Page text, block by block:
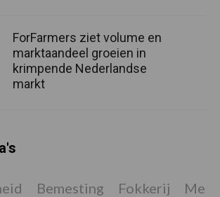
ForFarmers ziet volume en
marktaandeel groeien in
krimpende Nederlandse
markt
Bemesting Fokkerij